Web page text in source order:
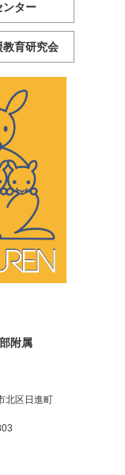
ンター
教育研究会
附属
北区日進町